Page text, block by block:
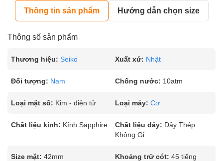
Thông tin sản phẩm Hướng dẫn chọn size
Thông số sản phẩm
Thương hiệu: Seiko Xuất xứ: Nhật
Đối tượng: Nam Chống nước: 10atm
Loại mặt số: Kim - điện tử Loại máy: Cơ
Chất liệu kính: Kính Sapphire Chất liệu dây: Dây Thép
Không Gỉ
Size mặt: 42mm Khoảng trữ cót: 45 tiếng